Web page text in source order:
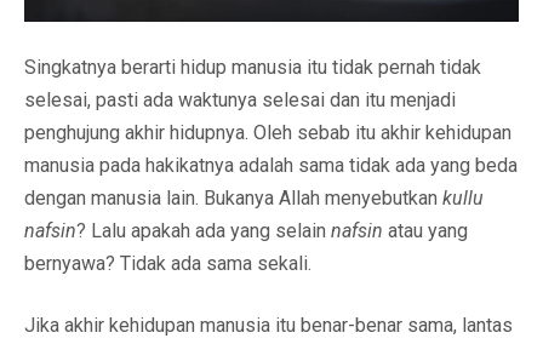
Singkatnya berarti hidup manusia itu tidak pernah tidak
selesai, pasti ada waktunya selesai dan itu menjadi
penghujung akhir hidupnya. Oleh sebab itu akhir kehidupan
manusia pada hakikatnya adalah sama tidak ada yang beda
dengan manusia lain. Bukanya Allah menyebutkan kullu
nafsin? Lalu apakah ada yang selain nafsin atau yang
bernyawa? Tidak ada sama sekali.
Jika akhir kehidupan manusia itu benar-benar sama, lantas